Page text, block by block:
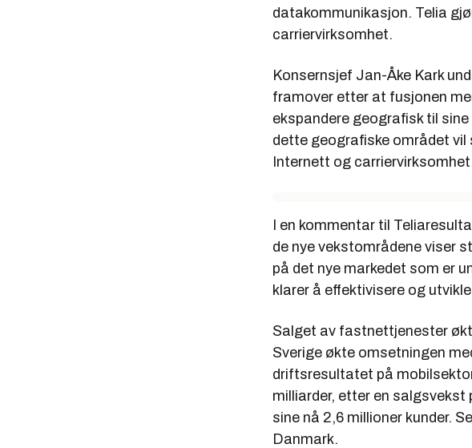
datakommunikasjon. Telia
carriervirksomhet.
Konsernsjef Jan-Åke Kark
framover etter at fusjonen
ekspandere geografisk til
dette geografiske området
Internett og
I en kommentar til
de nye vekstområdene viser
på det nye markedet som er
klarer å effektivisere og
Salget av fastnettjenester
Sverige økte omsetningen
driftsresultatet på
milliarder, etter en
sine nå 2,6 millioner kunder.
Danmark.